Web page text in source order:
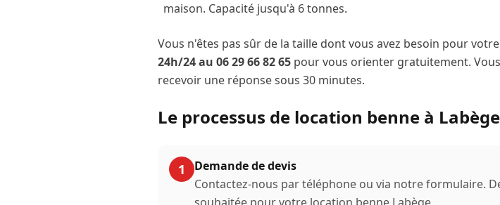
maison. Capacité jusqu'à 6 tonnes.
Vous n'êtes pas sûr de la taille dont vous avez besoin pour
24h/24 au 06 29 66 82 65 pour vous orienter gratuitement.
recevoir une réponse sous 30 minutes.
Le processus de location benne à Labège
1
Demande de devis
Contactez-nous par téléphone ou via notre formulaire.